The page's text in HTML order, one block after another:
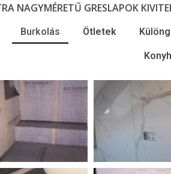
NAGYMÉRETŰ GRESLAPOK
Burkolás Ötletek